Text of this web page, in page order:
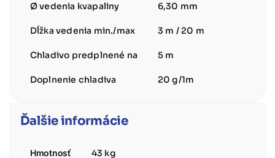
Ø vedenia kvapaliny 6,30 mm
Dĺžka vedenia min./max 3 m / 20 m
Chladivo predplnené na 5 m
Doplnenie chladiva 20 g/1m
Ďalšie informácie
Hmotnosť 43 kg